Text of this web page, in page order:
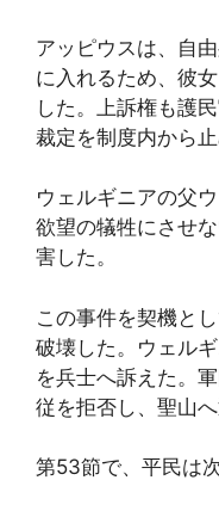
アッピウスは、自
に入れるため、彼
した。上訴権も護
裁定を制度内から
ウェルギニアの父
欲望の犠牲にさせ
害した。
この事件を契機と
破壊した。ウェル
を兵士へ訴えた。
従を拒否し、聖山へ
第53節で、平民は